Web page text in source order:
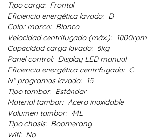
Tipo carga: Frontal
Eficiencia energética lavado: D
Color marco: Blanco
Velocidad centrifugado (máx.): 1000rpm
Capacidad carga lavado: 6kg
Panel control: Display LED manual
Eficiencia energética centrifugado: C
Nº programas lavado: 15
Tipo tambor: Estándar
Material tambor: Acero inoxidable
Volumen tambor: 44L
Tipo chasis: Boomerang
Wifi: No